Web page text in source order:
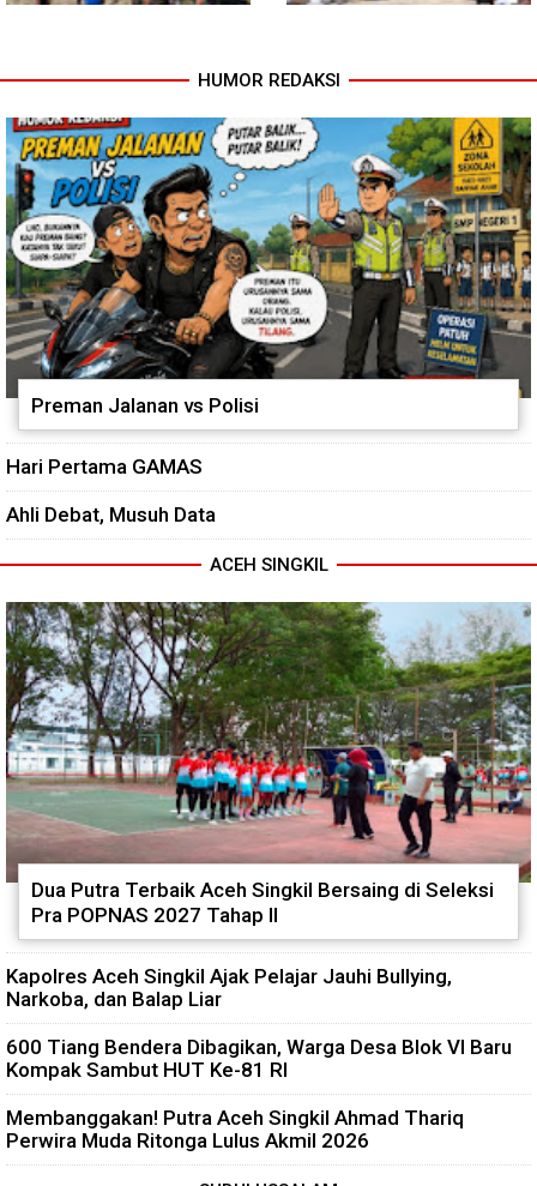
Progres TNI AD Manunggal Air
Dirikan Tower Polytank di
Belegen Mulia
Kodim 0118 Tancap Gas
Jembatan Garuda
HUMOR REDAKSI
Preman Jalanan vs Polisi
Hari Pertama GAMAS
Ahli Debat, Musuh Data
ACEH SINGKIL
Dua Putra Terbaik Aceh Singkil Bersaing di Seleksi
Pra POPNAS 2027 Tahap II
Kapolres Aceh Singkil Ajak Pelajar Jauhi Bullying,
Narkoba, dan Balap Liar
600 Tiang Bendera Dibagikan, Warga Desa Blok VI Baru
Kompak Sambut HUT Ke-81 RI
Membanggakan! Putra Aceh Singkil Ahmad Thariq
Perwira Muda Ritonga Lulus Akmil 2026